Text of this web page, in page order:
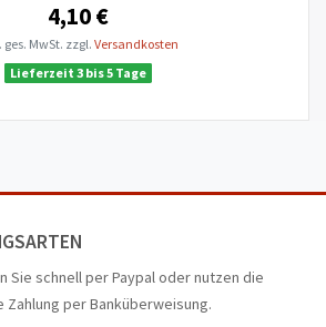
4,10 €
ges. MwSt. zzgl. Versandkosten
Lieferzeit 3 bis 5 Tage
Sie schnell per Paypal oder nutzen die
Zahlung per Banküberweisung.